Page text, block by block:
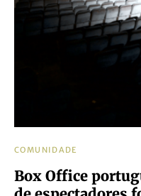
COMUNIDADE
Box Office